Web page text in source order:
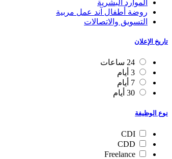
الموارد البشرية
روضة أطفال آند عمل مربية
التسويق والاتصالات
تاريخ الإعلان
24 ساعات
3 أيام
7 أيام
30 أيام
نوع الوظيفة
CDI
CDD
Freelance